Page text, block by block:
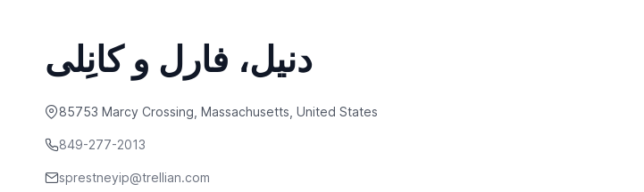
دنیل، فارل و کانِلی
85753 Marcy Crossing, Massachusetts, United States
849-277-2013
sprestneyip@trellian.com